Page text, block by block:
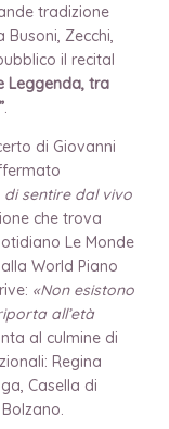
tradizione
Zecchi,
il recital
Leggenda, tra
.
di Giovanni
sentire dal vivo
che trova
Le Monde
World Piano
«Non esistono
all’età
al culmine di
Regina
Casella di